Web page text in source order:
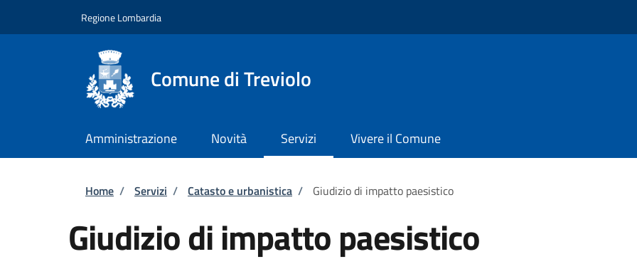
Regione Lombardia
Comune di Treviolo
Amministrazione Novità Servizi Vivere il Comune
Briciole di pane
Home / Servizi / Catasto e urbanistica / Giudizio di impatto paesistico
Giudizio di impatto paesistico